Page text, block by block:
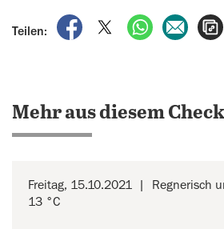
Teilen:
auf Facebook teilen
auf X teilen
per per
Mehr aus diesem
Freitag, 15.10.2021
Regnerisch
13 °C